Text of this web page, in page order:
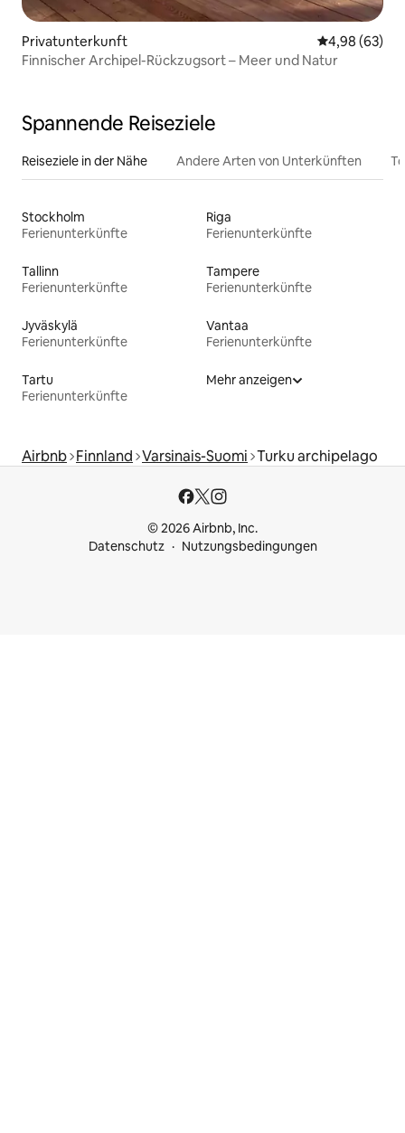
Privatunterkunft
4,98 (63)
Finnischer Archipel-Rückzugsort – Meer und Natur
Spannende Reiseziele
Reiseziele in der Nähe Andere Arten von Unterkünften
Stockholm
Ferienunterkünfte
Riga
Ferienunterkünfte
Tallinn
Ferienunterkünfte
Tampere
Ferienunterkünfte
Jyväskylä
Ferienunterkünfte
Vantaa
Ferienunterkünfte
Tartu
Ferienunterkünfte
Mehr anzeigen
Airbnb Finnland Varsinais-Suomi Turku archipelago
© 2026 Airbnb, Inc.
Datenschutz
Nutzungsbedingungen